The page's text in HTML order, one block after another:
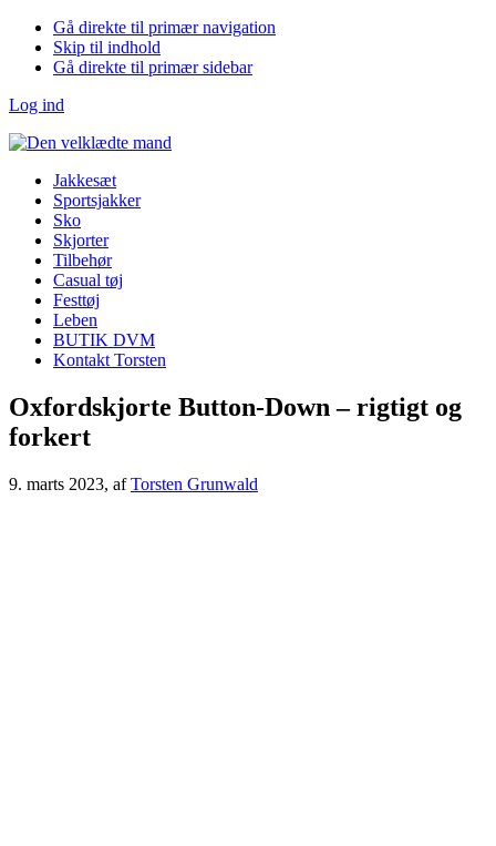
Gå direkte til primær navigation
Skip til indhold
Gå direkte til primær sidebar
Log ind
Jakkesæt
Sportsjakker
Sko
Skjorter
Tilbehør
Casual tøj
Festtøj
Leben
BUTIK DVM
Kontakt Torsten
Oxfordskjorte Button-Down – rigtigt og
forkert
9. marts 2023, afTorsten Grunwald